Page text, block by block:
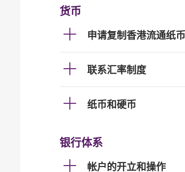
货币
申请复制香港流通纸币
联系汇率制度
纸币和硬币
银行体系
帐户的开立和操作